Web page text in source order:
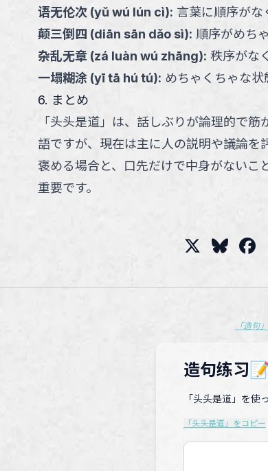
语无伦次(yǔ wú lún cì): 言葉に順序がな
颠三倒四 (diān sān dǎo sì): 順序がめち
杂乱无章(zá luàn wú zhāng): 秩序がな
一塌糊涂(yī tā hú tú): めちゃくちゃな状
6. まとめ
「头头是道」は、話しぶりが論理的で
語ですが、現在は主に人の説明や議論を
褒める場合と、口先だけで中身がない
重要です。
「造句
造句练习
「头头是道」を使
「头头是道」をコピー